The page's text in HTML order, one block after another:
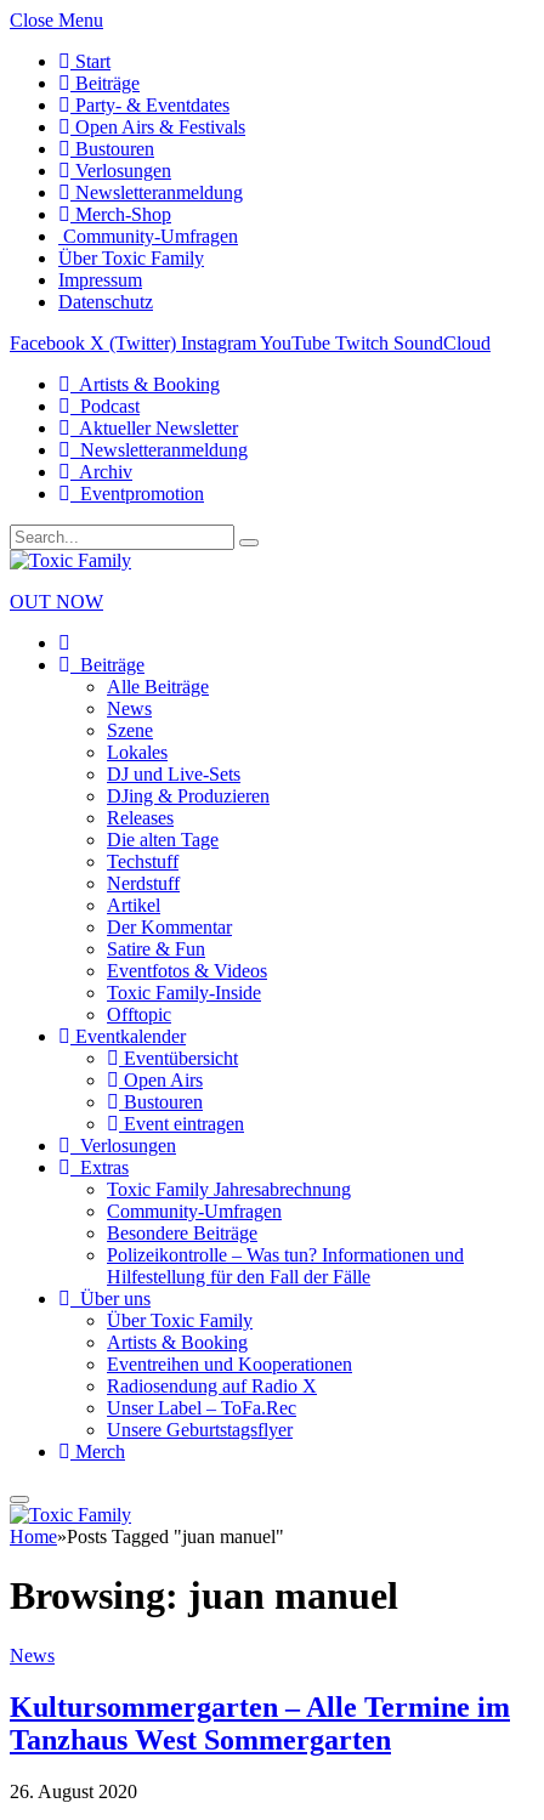
Close Menu
Start
Beiträge
Party- & Eventdates
Open Airs & Festivals
Bustouren
Verlosungen
Newsletteranmeldung
Merch-Shop
Community-Umfragen
Über Toxic Family
Impressum
Datenschutz
Facebook X (Twitter) InstagramYouTube Twitch SoundCloud
Artists & Booking
Podcast
Aktueller Newsletter
Newsletteranmeldung
Archiv
Eventpromotion
OUT NOW
Beiträge
Alle Beiträge
News
Szene
Lokales
DJ und Live-Sets
DJing & Produzieren
Releases
Die alten Tage
Techstuff
Nerdstuff
Artikel
Der Kommentar
Satire & Fun
Eventfotos & Videos
Toxic Family-Inside
Offtopic
Eventkalender
Eventübersicht
Open Airs
Bustouren
Event eintragen
Verlosungen
Extras
Toxic Family Jahresabrechnung
Community-Umfragen
Besondere Beiträge
Polizeikontrolle – Was tun? Informationen und
Hilfestellung für den Fall der Fälle
Über uns
Über Toxic Family
Artists & Booking
Eventreihen und Kooperationen
Radiosendung auf Radio X
Unser Label – ToFa.Rec
Unsere Geburtstagsflyer
Merch
Home»Posts Tagged "juan manuel"
Browsing: juan manuel
News
Kultursommergarten – Alle Termine im
Tanzhaus West Sommergarten
26. August 2020